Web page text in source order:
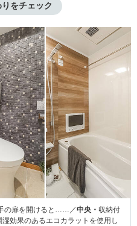
をチェック
の扉を開けると……／中央・ 収納付
効果のあるエコカラットを使用し